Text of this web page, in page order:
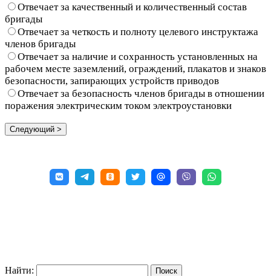
Отвечает за качественный и количественный состав
бригады
Отвечает за четкость и полноту целевого инструктажа
членов бригады
Отвечает за наличие и сохранность установленных на
рабочем месте заземлений, ограждений, плакатов и знаков
безопасности, запирающих устройств приводов
Отвечает за безопасность членов бригады в отношении
поражения электрическим током электроустановки
Найти: